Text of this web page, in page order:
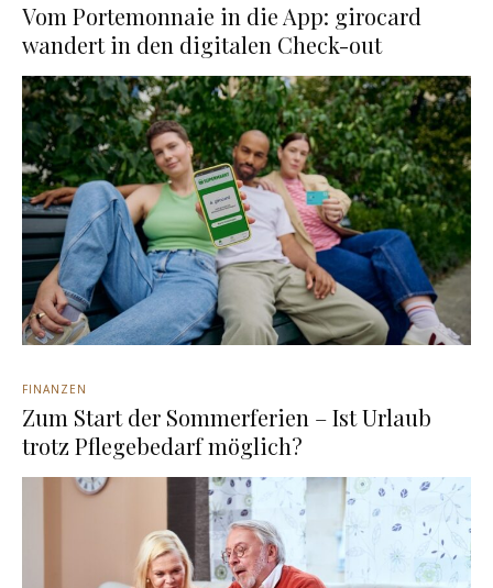
Vom Portemonnaie in die App: girocard
wandert in den digitalen Check-out
FINANZEN
Zum Start der Sommerferien – Ist Urlaub
trotz Pflegebedarf möglich?